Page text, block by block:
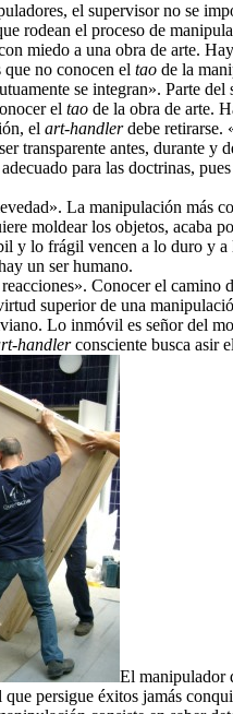
el supervisor no se
rodean el proceso de
miedo a una obra de arte.
no conocen el tao de la
se integran». Parte del
el tao de la obra de arte.
el art-handlerdebe retirarse.
transparente antes, durante y
para las doctrinas,
La manipulación más
moldear los objetos, acaba
y lo frágil vencen a lo duro y a
un ser humano.
Conocer el
superior de una
Lo inmóvil es señor del
handlerconsciente busca asir
El manipulador
persigue éxitos jamás